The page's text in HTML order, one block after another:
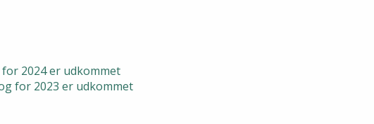
2024 er udkommet
for 2023 er udkommet